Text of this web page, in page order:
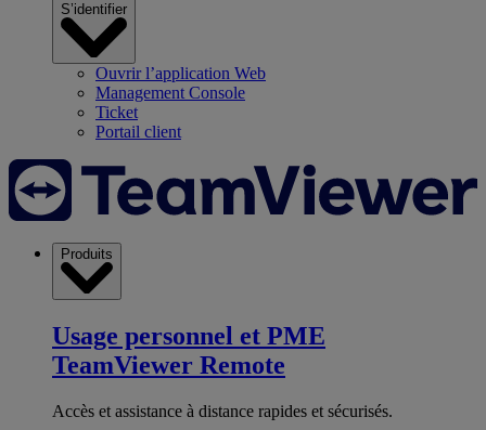
S’identifier
Ouvrir l’application Web
Management Console
Ticket
Portail client
Produits
Usage personnel et PME
TeamViewer Remote
Accès et assistance à distance rapides et sécurisés.